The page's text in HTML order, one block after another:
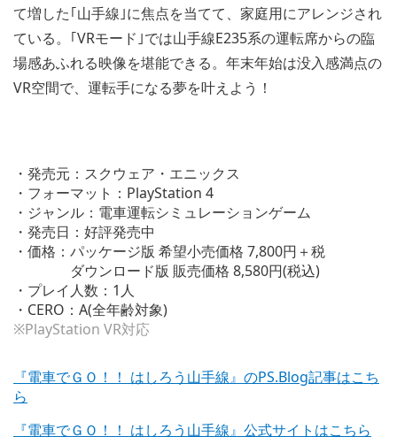
て増した｢山手線｣に焦点を当てて、家庭用にアレンジされ
ている。｢VRモード｣では山手線E235系の運転席からの臨
場感あふれる映像を堪能できる。年末年始は没入感満点の
VR空間で、運転手になる夢を叶えよう！
・発売元：スクウェア・エニックス
・フォーマット：PlayStation 4
・ジャンル：電車運転シミュレーションゲーム
・発売日：好評発売中
・価格：パッケージ版 希望小売価格 7,800円＋税
ダウンロード版 販売価格 8,580円(税込)
・プレイ人数：1人
・CERO：A(全年齢対象)
※PlayStation VR対応
『電車でＧＯ！！ はしろう山手線』のPS.Blog記事はこち
ら
『電車でＧＯ！！ はしろう山手線』公式サイトはこちら